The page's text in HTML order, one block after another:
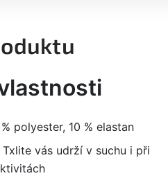
polyester, 10 % elastan
vás udrží v suchu i při